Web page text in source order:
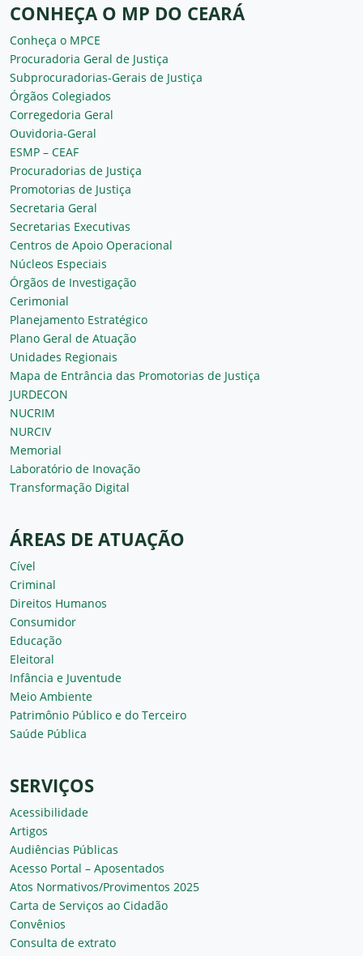
CONHEÇA O MP DO CEARÁ
Conheça o MPCE
Procuradoria Geral de Justiça
Subprocuradorias-Gerais de Justiça
Órgãos Colegiados
Corregedoria Geral
Ouvidoria-Geral
ESMP – CEAF
Procuradorias de Justiça
Promotorias de Justiça
Secretaria Geral
Secretarias Executivas
Centros de Apoio Operacional
Núcleos Especiais
Órgãos de Investigação
Cerimonial
Planejamento Estratégico
Plano Geral de Atuação
Unidades Regionais
Mapa de Entrância das Promotorias de Justiça
JURDECON
NUCRIM
NURCIV
Memorial
Laboratório de Inovação
Transformação Digital
ÁREAS DE ATUAÇÃO
Cível
Criminal
Direitos Humanos
Consumidor
Educação
Eleitoral
Infância e Juventude
Meio Ambiente
Patrimônio Público e do Terceiro
Saúde Pública
SERVIÇOS
Acessibilidade
Artigos
Audiências Públicas
Acesso Portal – Aposentados
Atos Normativos/Provimentos 2025
Carta de Serviços ao Cidadão
Convênios
Consulta de extrato